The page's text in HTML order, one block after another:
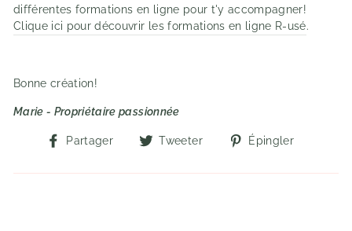
différentes formations en ligne pour t'y accompagner!
Clique ici pour découvrir les formations en ligne R-usé.
Bonne création!
Marie - Propriétairepassionnée
Partager
Partager
Facebook
Tweeter
Tweeter
Twitter
Épingler